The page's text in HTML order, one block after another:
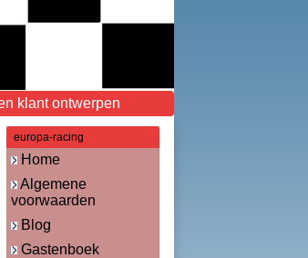
klant ontwerpen
europa-racing
Home
Algemene
voorwaarden
Blog
Gastenboek